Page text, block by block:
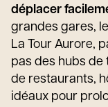
déplacer
grandes gares,
La Tour Aurore,
pas des hubs
de restaurants,
idéaux pour